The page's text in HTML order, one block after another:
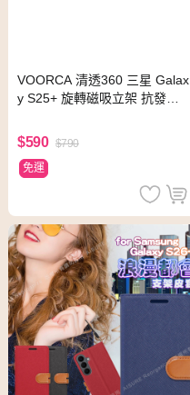
VOORCA 清透360 三星 Galax
y S25+ 旋轉磁吸立架 抗發黃
$590 $790
免運